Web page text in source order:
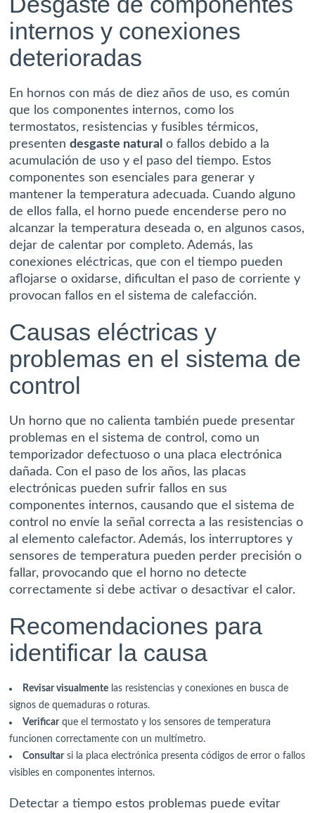
internos y conexiones
deterioradas
En hornos con más de diez años de uso, es común
que los componentes internos, como los
termostatos, resistencias y fusibles térmicos,
presentendesgaste natural o fallos debido a la
acumulación de uso y el paso del tiempo. Estos
componentes son esenciales para generar y
mantener la temperatura adecuada. Cuando alguno
de ellos falla, el horno puede encenderse pero no
alcanzar la temperatura deseada o, en algunos casos,
dejar de calentar por completo. Además, las
conexiones eléctricas, que con el tiempo pueden
aflojarse o oxidarse, dificultan el paso de corriente y
provocan fallos en el sistema de calefacción.
Causas eléctricas y
problemas en el sistema de
control
Un horno que no calienta también puede presentar
problemas en el sistema de control, como un
temporizador defectuoso o una placa electrónica
dañada. Con el paso de los años, las placas
electrónicas pueden sufrir fallos en sus
componentes internos, causando que el sistema de
control no envíe la señal correcta a las resistencias o
al elemento calefactor. Además, los interruptores y
sensores de temperatura pueden perder precisión o
fallar, provocando que el horno no detecte
correctamente si debe activar o desactivar el calor.
Recomendaciones para
identificar la causa
Revisar visualmente las resistencias y conexiones en busca de
signos de quemaduras o roturas.
Verificar que el termostato y los sensores de temperatura
funcionen correctamente con un multímetro.
Consultar si la placa electrónica presenta códigos de error o fallos
visibles en componentes internos.
Detectar a tiempo estos problemas puede evitar